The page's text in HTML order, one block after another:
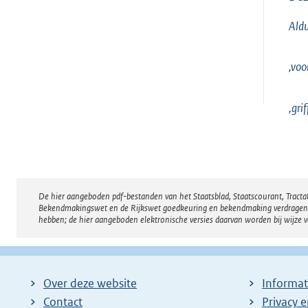
Disclaimer
De hier aangeboden pdf-bestanden van het Staatsblad, Staatscourant,
Bekendmakingswet en de Rijkswet goedkeuring en bekendmaking
hebben; de hier aangeboden elektronische versies daarvan worden bij wijze
Over deze website
Contact
Privacy